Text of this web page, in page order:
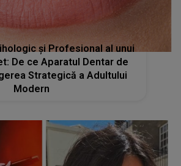
și Profesional al unui
De ce Aparatul Dentar de
Strategică a Adultului
Modern